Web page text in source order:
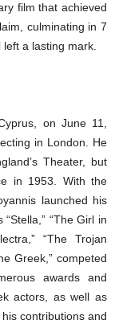
film that achieved
culminating in 7
a lasting mark.
on June 11,
in London. He
Theater, but
in 1953. With the
launched his
“The Girl in
“The Trojan
Greek,” competed
awards and
actors, as well as
contributions and